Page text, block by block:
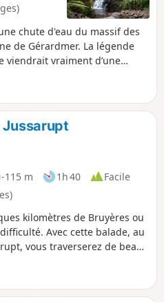
chute d'eau du massif des
de Gérardmer. La légende
viendrait vraiment d’une
par des bandits, pour le
au pied de la cascade où
du saut de la bourrique
depuis le 15 Mars
pratiques
Jussarupt
-115 m 1h 40
Facile
kilomètres de Bruyères ou
Avec cette balade, au
vous traverserez de beaux